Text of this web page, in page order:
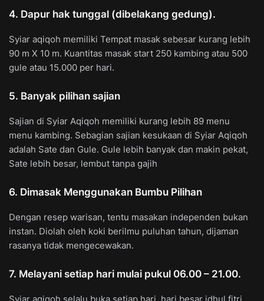
4. Dapur hak tunggal (dibelakang gedung).
Syiar aqiqoh memiliki Tempat masak sebesar kurang lebih
90 m X 10 m. Kuantitas masak start 250 kambing atau 500
gule atau 15.000 per hari.
5. Banyak pilihan sajian
Sajian di Syiar Aqiqoh memiliki kurang lebih 89 menu
menu kambing. Sebagian sajian kesukaan di Syiar Aqiqoh
adalah Sate dan Gule. Gule lebih banyak dan makin pekat,
Sate lebih besar, lembut tanpa gajih
6. Dimasak Menggunakan Bumbu Pilihan
Dengan resep warisan, tentu masakan independen bukan
instan. Diolah oleh koki berilmu puluhan tahun, dijaman
rasanya tidak mengecewakan.
7. Melayani setiap hari mulai pukul 06.00 – 21.00.
Syiar aqiqoh selalu buka setiap hari, hari besar idhul fitri